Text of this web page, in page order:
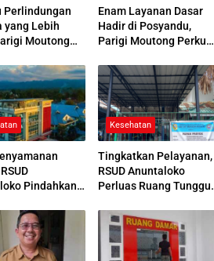
Perlindungan
yang Lebih
Moutong
Enam Layanan Dasar
Hadir di Posyandu,
Parigi Moutong Perkuat
Pindahkan
Kesehatan
Tingkatkan Pelayanan,
RSUD Anuntaloko
Perluas Ruang Tunggu
Parkir